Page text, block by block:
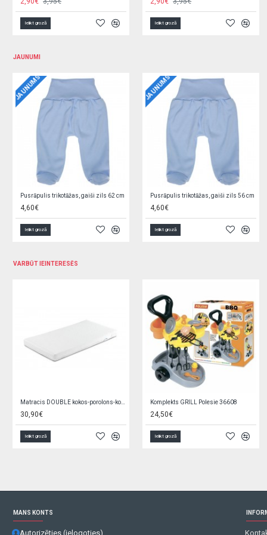
Ielikt grozā Ielikt grozā
JAUNUMI
JAUNUMS
Jaciņa trikotāžas, rozā 62 cm O0YEYROX
5,90€
Ielikt grozā
JAUNUMS
Jaciņa trikotāžas, gaiši zila 62 cm F9W2GGPL
5,90€
Ielikt grozā
VARBŪT IEINTERESĒS
Zīdaiņu zābaciņi 3-9 mēn. OBO-0178
6,00€
Ielikt grozā
0,65€
Ielikt grozā
MANS KONTS
Autorizēties (ielogoties)